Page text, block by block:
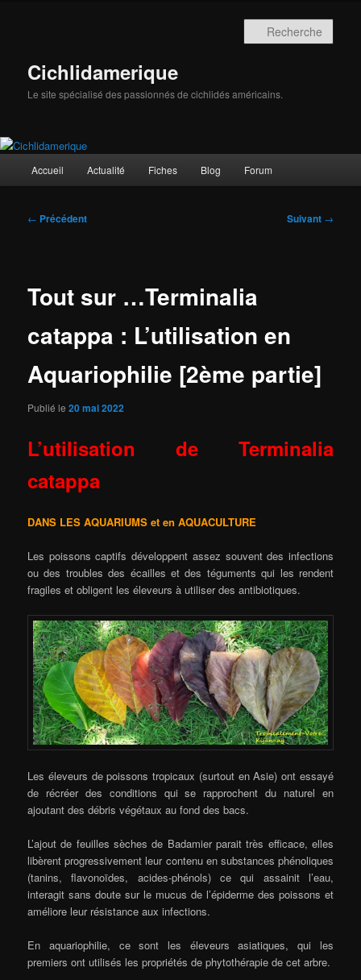
Cichlidamerique
Le site spécialisé des passionnés de cichlidés américains.
principal
Accueil Actualité Fiches Blog Forum
Navigation
← Précédent Suivant →
Tout sur …Terminalia
catappa : L’utilisation en
Aquariophilie [2ème partie]
Publié le20 mai 2022
L’utilisation de Terminalia
catappa
DANS LES AQUARIUMS et en AQUACULTURE
Les poissons captifs développent assez souvent des infections
ou des troubles des écailles et des téguments qui les rendent
fragiles et obligent les éleveurs à utiliser des antibiotiques.
Les éleveurs de poissons tropicaux (surtout en Asie) ont essayé
de récréer des conditions qui se rapprochent du naturel en
ajoutant des débris végétaux au fond des bacs.
L’ajout de feuilles sèches de Badamier parait très efficace, elles
libèrent progressivement leur contenu en substances phénoliques
(tanins, flavonoïdes, acides-phénols) ce qui assainit l’eau,
interagit sans doute sur le mucus de l’épiderme des poissons et
améliore leur résistance aux infections.
En aquariophilie, ce sont les éleveurs asiatiques, qui les
premiers ont utilisés les propriétés de phytothérapie de cet arbre.